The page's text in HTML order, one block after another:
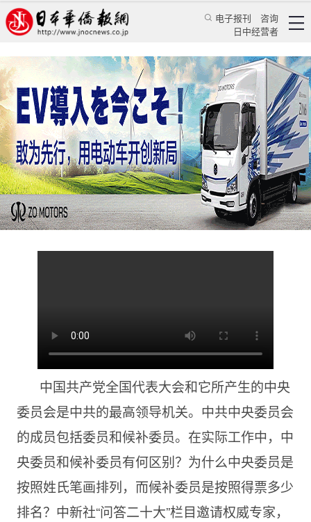
电子报刊
咨询
日中经营者
中央委员和候补委员名单的排序方法为什么不一
样？
特辑 学习天地
中新网 2022/9/27 10:30:01
中国共产党全国代表大会和它所产生的中央
委员会是中共的最高领导机关。中共中央委员会
的成员包括委员和候补委员。在实际工作中，中
央委员和候补委员有何区别？为什么中央委员是
按照姓氏笔画排列，而候补委员是按照得票多少
排名？中新社“问答二十大”栏目邀请权威专家，